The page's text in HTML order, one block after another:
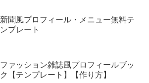
新聞風プロフィール・メニュー無料テ
ンプレート
ファッション雑誌風プロフィールブッ
ク【テンプレート】【作り方】